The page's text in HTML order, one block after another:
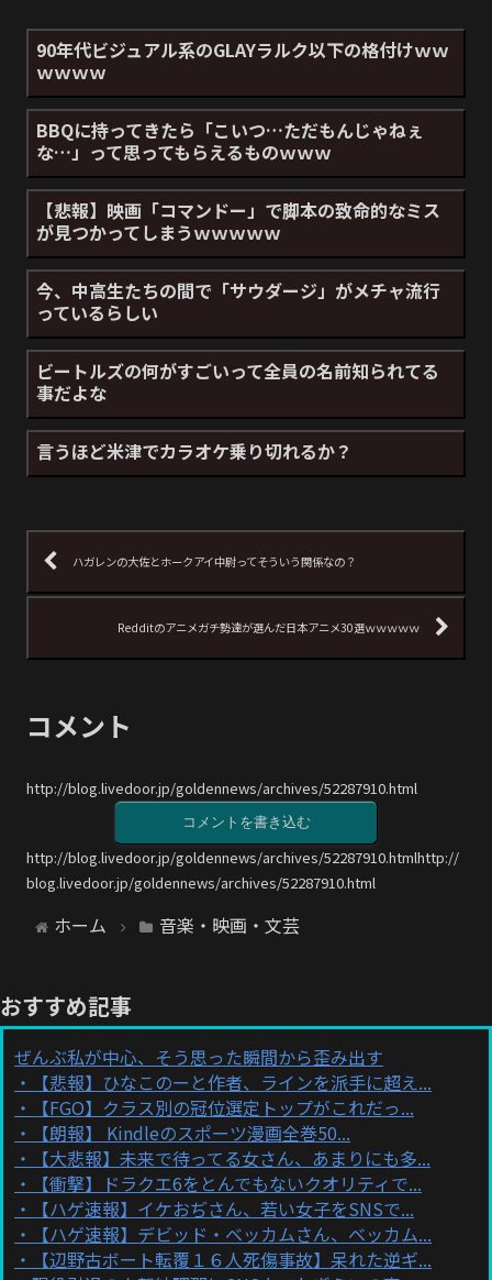
90年代ビジュアル系のGLAYラルク以下の格付けｗｗ
ｗｗｗｗ
BBQに持ってきたら「こいつ…ただもんじゃねぇ
な…」って思ってもらえるものｗｗｗ
【悲報】映画「コマンドー」で脚本の致命的なミス
が見つかってしまうｗｗｗｗｗ
今、中高生たちの間で「サウダージ」がメチャ流行
っているらしい
ビートルズの何がすごいって全員の名前知られてる
事だよな
言うほど米津でカラオケ乗り切れるか？
ハガレンの大佐とホークアイ中尉ってそういう関係なの？
Redditのアニメガチ勢達が選んだ日本アニメ30選ｗｗｗｗｗ
コメント
http://blog.livedoor.jp/goldennews/archives/52287910.html
コメントを書き込む
http://blog.livedoor.jp/goldennews/archives/52287910.htmlhttp://
blog.livedoor.jp/goldennews/archives/52287910.html
ホーム 音楽・映画・文芸
おすすめ記事
ぜんぶ私が中心、そう思った瞬間から歪み出す
【悲報】ひなこのーと作者、ラインを派手に超え...
【FGO】クラス別の冠位選定トップがこれだっ...
【朗報】 Kindleのスポーツ漫画全巻50...
【大悲報】未来で待ってる女さん、あまりにも多...
【衝撃】ドラクエ6をとんでもないクオリティで...
【ハゲ速報】イケおぢさん、若い女子をSNSで...
【ハゲ速報】デビッド・ベッカムさん、ベッカム...
【辺野古ボート転覆１６人死傷事故】呆れた逆ギ...